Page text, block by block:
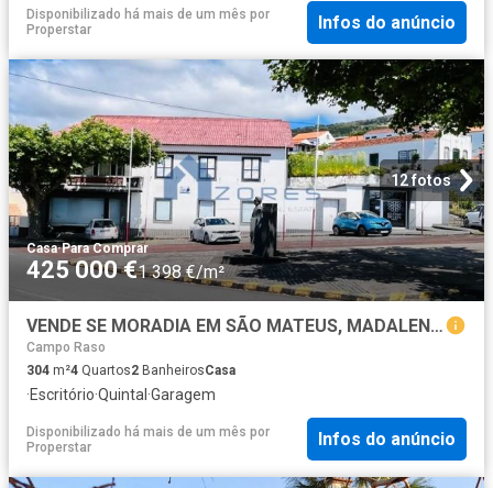
Disponibilizado há mais de um mês por
Properstar
Infos do anúncio
12 fotos
Casa·Para Comprar
425 000 €1 398 €/m²
VENDE SE MORADIA EM SÃO MATEUS, MADALENA DO PICO
Campo Raso
304 m²4 Quartos2 BanheirosCasa
·Escritório·Quintal ·Garagem
Disponibilizado há mais de um mês por
Properstar
Infos do anúncio